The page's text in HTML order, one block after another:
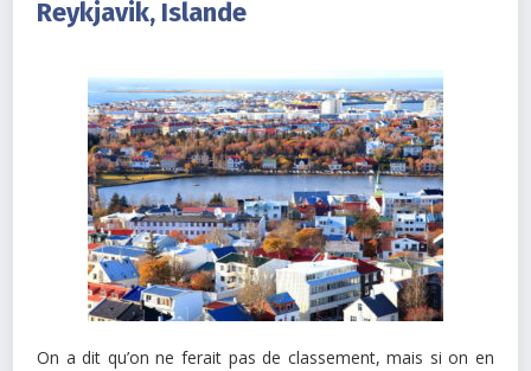
Reykjavik, Islande
On a dit qu’on ne ferait pas de classement, mais si on en